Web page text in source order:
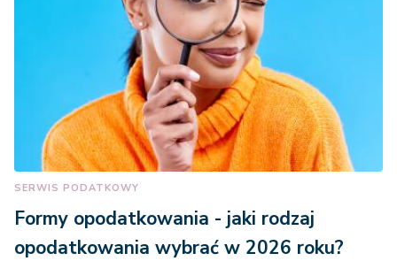
SERWIS PODATKOWY
Formy opodatkowania - jaki rodzaj
opodatkowania wybrać w 2026 roku?